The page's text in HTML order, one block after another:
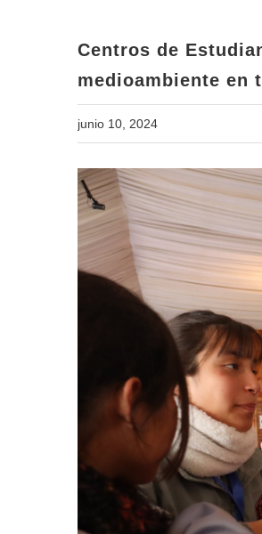
Centros de
medioambiente en
junio 10, 2024
View
Larger
Image